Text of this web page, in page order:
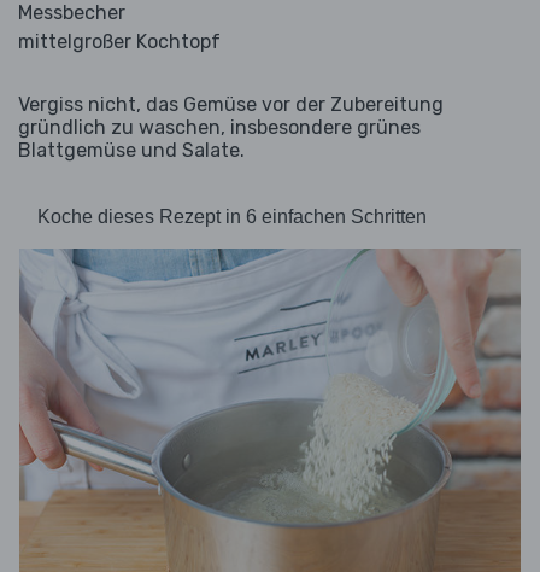
Messbecher
mittelgroßer Kochtopf
Vergiss nicht, das Gemüse vor der Zubereitung
gründlich zu waschen, insbesondere grünes
Blattgemüse und Salate.
Koche dieses Rezept in 6 einfachen Schritten